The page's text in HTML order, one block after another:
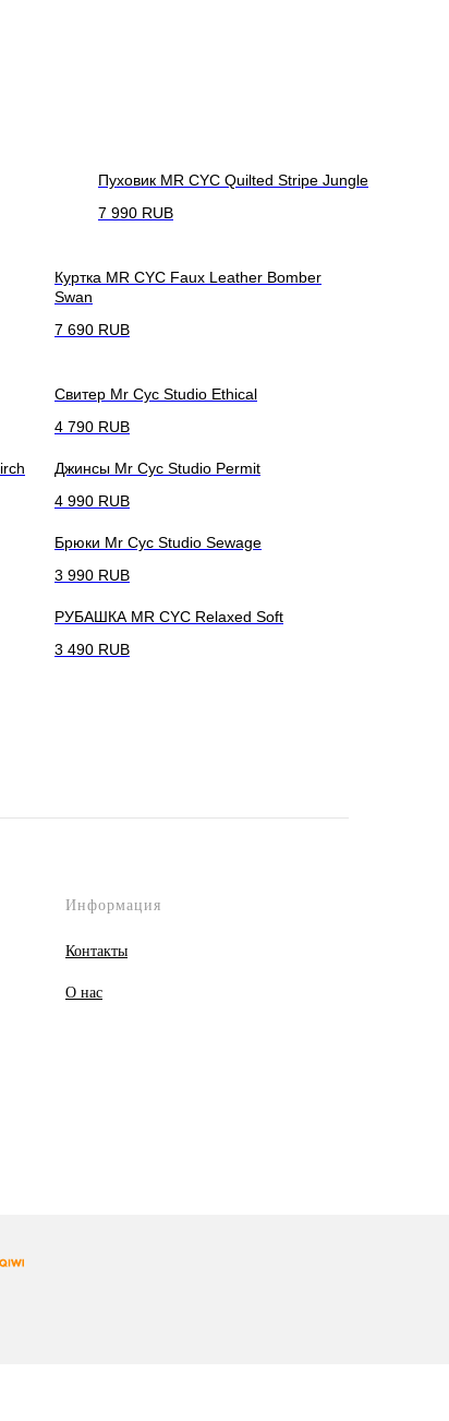
Пуховик MR CYC Quilted Stripe Jungle
7 990 RUB
Куртка MR CYC Faux Leather Bomber
Swan
7 690 RUB
Свитер Mr Cyc Studio Ethical
4 790 RUB
Джинсы Mr Cyc Studio Permit
4 990 RUB
Брюки Mr Cyc Studio Sewage
3 990 RUB
РУБАШКА MR CYC Relaxed Soft
3 490 RUB
Информация
Контакты
О нас